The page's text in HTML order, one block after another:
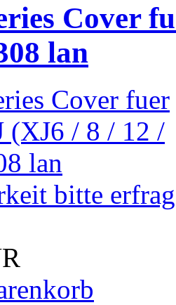
Cover
lan
bitte